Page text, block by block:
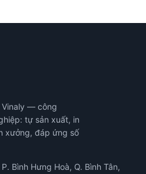
Vinaly — công
tự sản xuất, in
xưởng, đáp ứng số
Bình Hưng Hoà, Q. Bình Tân,